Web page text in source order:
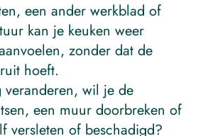
een ander werkblad of
kan je keuken weer
zonder dat de
hoeft.
wil je de
een muur doorbreken of
versleten of beschadigd?